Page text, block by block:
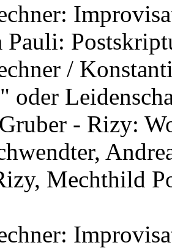
Pauli:
/
oder
- Rizy:
Mechthild